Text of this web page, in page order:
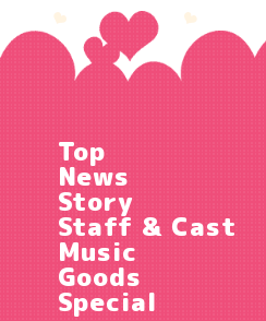
Top
News
Story
Staff & Cast
Music
Goods
Special